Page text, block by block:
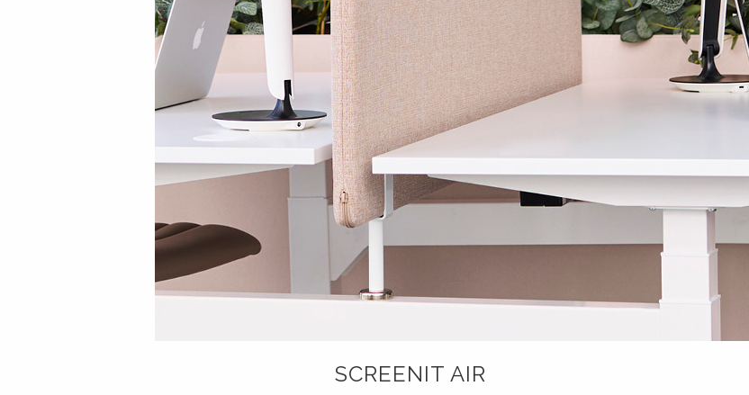
SCREENIT AIR